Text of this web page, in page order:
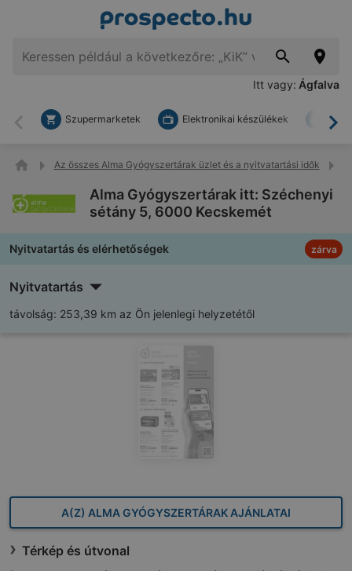
Itt vagy: Ágfalva
Vissza
Szupermarketek Elektronikai készülékek
Az összes Alma Gyógyszertárak üzlet és a nyitvatartási idők
Alma Gyógyszertárak itt: Széchenyi
sétány 5, 6000 Kecskemét
Nyitvatartás és elérhetőségek zárva
Nyitvatartás
távolság: 253,39 km az Ön jelenlegi helyzetétől
A(Z) ALMA GYÓGYSZERTÁRAK AJÁNLATAI
Térkép és útvonal